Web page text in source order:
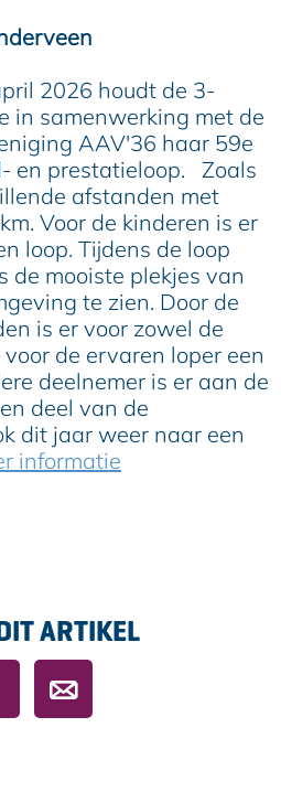
2026 houdt de 3-
in samenwerking met de
AAV'36 haar 59e
en prestatieloop. Zoals
afstanden met
Voor de kinderen is er
loop. Tijdens de loop
de mooiste plekjes van
te zien. Door de
is er voor zowel de
de ervaren loper een
deelnemer is er aan de
deel van de
dit jaar weer naar een
informatie
ARTIKEL
D
e